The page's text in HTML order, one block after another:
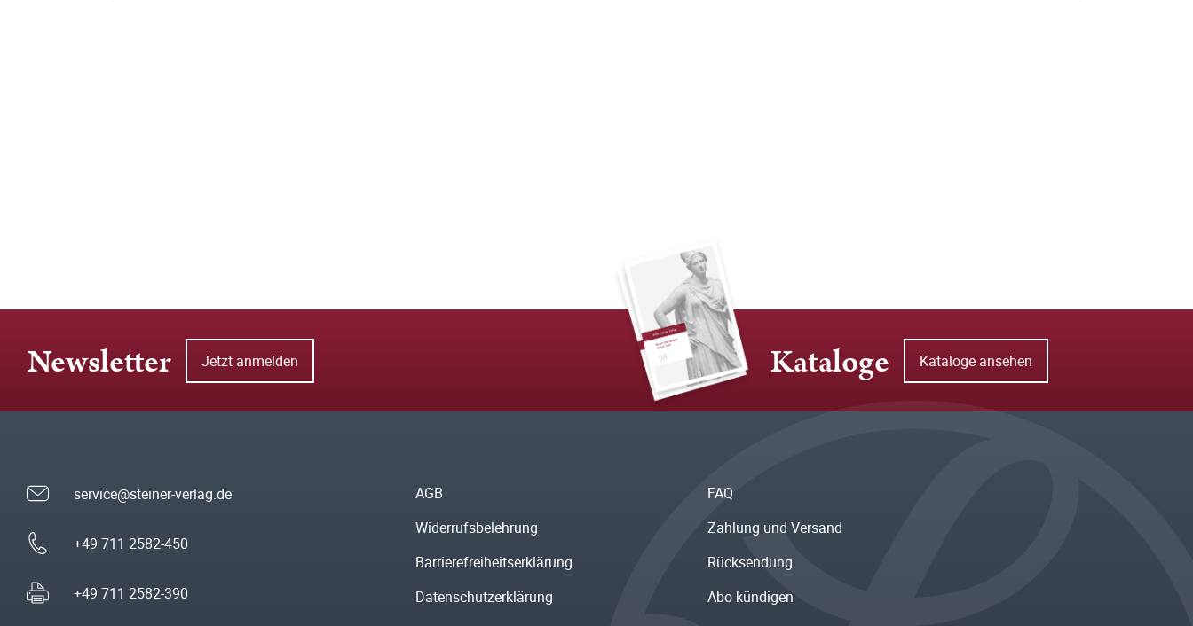
Newsletter Jetzt anmelden Kataloge Kataloge ansehen
service@steiner-verlag.de
+49 711 2582-450
+49 711 2582-390
AGB
Widerrufsbelehrung
Barrierefreiheitserklärung
Datenschutzerklärung
FAQ
Zahlung und Versand
Rücksendung
Abo kündigen